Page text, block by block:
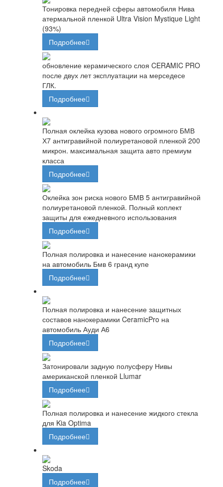
Тонировка передней сферы автомобиля Нива
атермальной пленкой Ultra Vision Mystique Light
(93%)
Подробнее
обновление керамического слоя CERAMIC PRO
после двух лет эксплуатации на мерседесе
ГЛК.
Подробнее
Полная оклейка кузова нового огромного БМВ
Х7 антигравийной полиуретановой пленкой 200
микрон. максимальная защита авто премиум
класса
Подробнее
Оклейка зон риска нового БМВ 5 антигравийной
полиуретановой пленкой. Полный коплект
защиты для ежедневного использования
Подробнее
Полная полировка и нанесение нанокерамики
на автомобиль Бмв 6 гранд купе
Подробнее
Полная полировка и нанесение защитных
составов нанокерамики CeramicPro на
автомобиль Ауди А6
Подробнее
Затонировали задную полусферу Нивы
американской пленкой Llumar
Подробнее
Полная полировка и нанесение жидкого стекла
для Kia Optima
Подробнее
Skoda
Подробнее